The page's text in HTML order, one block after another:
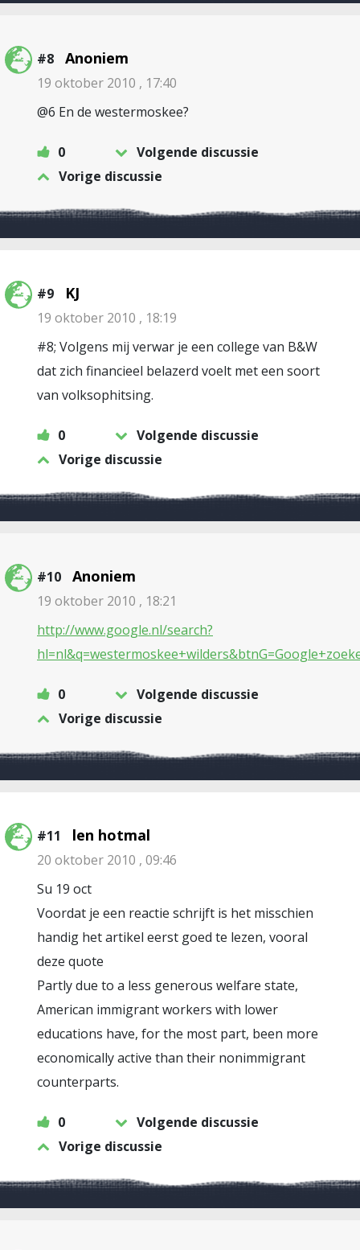
#8 Anoniem
19 oktober 2010 , 17:40
@6 En de westermoskee?
0
Volgende discussie
Vorige discussie
#9 KJ
19 oktober 2010 , 18:19
#8; Volgens mij verwar je een college van B&W
dat zich financieel belazerd voelt met een soort
van volksophitsing.
0
Volgende discussie
Vorige discussie
#10 Anoniem
19 oktober 2010 , 18:21
http://www.google.nl/search?
0
Volgende discussie
Vorige discussie
#11 len hotmal
20 oktober 2010 , 09:46
Su 19 oct
Voordat je een reactie schrijft is het misschien
handig het artikel eerst goed te lezen, vooral
deze quote
Partly due to a less generous welfare state,
American immigrant workers with lower
educations have, for the most part, been more
economically active than their nonimmigrant
counterparts.
0
Volgende discussie
Vorige discussie